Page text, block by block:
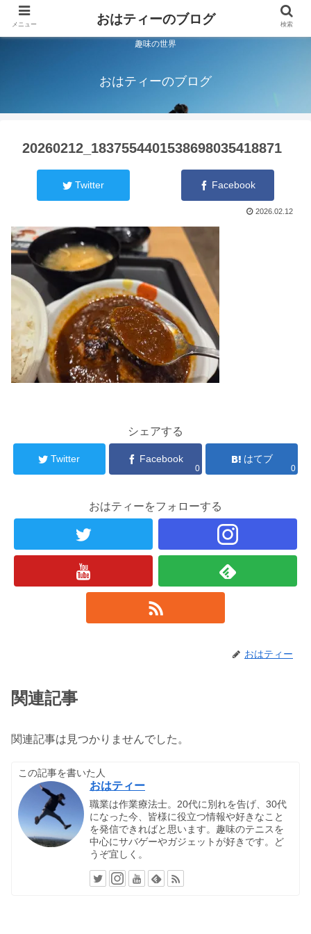
趣味の世界
おはティーのブログ
20260212_1837554401538698035418871
Twitter Facebook
2026.02.12
シェアする
Twitter Facebook
0
はてブ
0
おはティーをフォローする
おはティー
関連記事
関連記事は見つかりませんでした。
この記事を書いた人
おはティー
職業は作業療法士。20代に別れを告げ、30代
になった今、皆様に役立つ情報や好きなこと
を発信できればと思います。趣味のテニスを
中心にサバゲーやガジェットが好きです。ど
うぞ宜しく。
メニュー おはティーのブログ 検索